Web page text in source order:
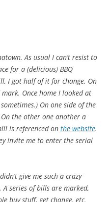
As usual I can’t resist to
for a (delicious) BBQ
I got half of it for change. On
Once home I looked at
On one side of the
On the other one another a
is referenced on the website.
invite me to enter the serial
give me such a crazy
A series of bills are marked,
buy stuff, get change, etc.